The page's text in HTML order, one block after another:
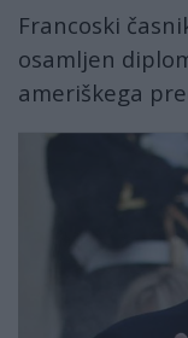
Francoski
osamljen
ameriškega